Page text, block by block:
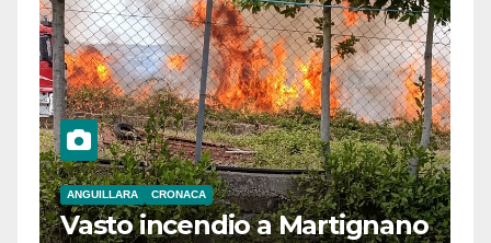
ANGUILLARA CRONACA
Vasto incendio a Martignano